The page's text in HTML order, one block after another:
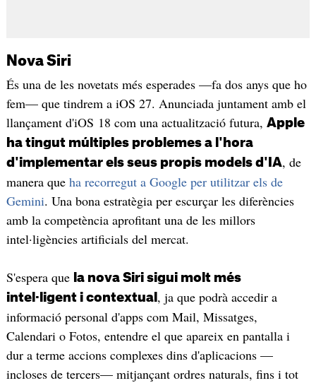
Nova Siri
És una de les novetats més esperades —fa dos anys que ho
fem— que tindrem a iOS 27. Anunciada juntament amb el
llançament d'iOS 18 com una actualització futura, Apple
ha tingut múltiples problemes a l'hora
d'implementar els seus propis models d'IA, de
manera que ha recorregut a Google per utilitzar els de
Gemini. Una bona estratègia per escurçar les diferències
amb la competència aprofitant una de les millors
intel·ligències artificials del mercat.
S'espera que la nova Siri sigui molt més
intel·ligent i contextual , ja que podrà accedir a
informació personal d'apps com Mail, Missatges,
Calendari o Fotos, entendre el que apareix en pantalla i
dur a terme accions complexes dins d'aplicacions —
incloses de tercers— mitjançant ordres naturals, fins i tot